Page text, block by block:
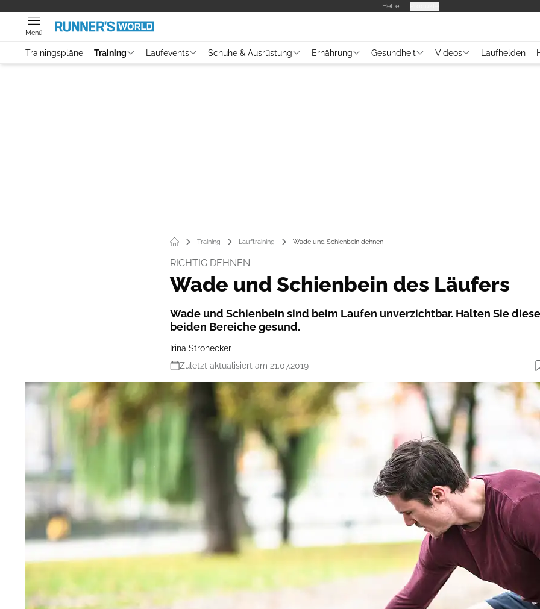
Hefte
Menü
Trainingspläne Training Laufevents Schuhe & Ausrüstung Ernährung Gesundheit Videos Laufhelden
Training Lauftraining Wade und Schienbein dehnen
RICHTIG DEHNEN
Wade und Schienbein des Läufers
Wade und Schienbein sind beim Laufen unverzichtbar. Halten Sie diese
beiden Bereiche gesund.
Irina Strohecker
Zuletzt aktualisiert am 21.07.2019